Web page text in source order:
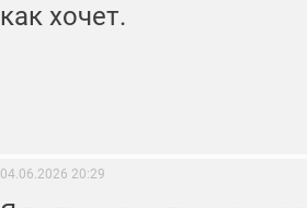
как хочет.
04.06.2026 20:29